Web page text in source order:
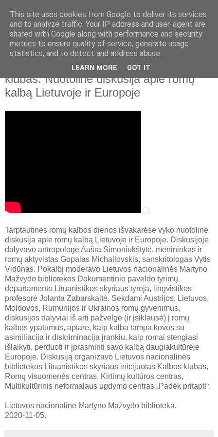
2020 m. lapkričio 5 d., ketvirtadienis
Lietuvos nacionalinė biblioteka. Kalbos
klubas. Nuotolinė diskusija apie romų
kalbą Lietuvoje ir Europoje
Tarptautinės romų kalbos dienos išvakarėse vyko nuotolinė
diskusija apie romų kalbą Lietuvoje ir Europoje. Diskusijoje
dalyvavo antropologė Aušra Simoniukštytė, menininkas ir
romų aktyvistas Gopalas Michailovskis, sanskritologas Vytis
Vidūnas. Pokalbį moderavo Lietuvos nacionalinės Martyno
Mažvydo bibliotekos Dokumentinio paveldo tyrimų
departamento Lituanistikos skyriaus tyrėja, lingvistikos
profesorė Jolanta Zabarskaitė. Sekdami Austrijos, Lietuvos,
Moldovos, Rumunijos ir Ukrainos romų gyvenimus,
diskusijos dalyviai iš arti pažvelgė (ir įsiklausė) į romų
kalbos ypatumus, aptarė, kaip kalba tampa kovos su
asimiliacija ir diskriminacija įrankiu, kaip romai stengiasi
išlaikyti, perduoti ir įprasminti savo kalbą daugiakultūrėje
Europoje. Diskusiją organizavo Lietuvos nacionalinės
bibliotekos Lituanistikos skyriaus inicijuotas Kalbos klubas,
Romų visuomenės centras, Kirtimų kultūros centras,
Multikultūrinis neformalaus ugdymo centras „Padėk pritapti“.
Lietuvos nacionalinė Martyno Mažvydo biblioteka.
2020-11-05.
This site uses cookies from Google to deliver its services
and to analyze traffic. Your IP address and user-agent are
shared with Google along with performance and security
metrics to ensure quality of service, generate usage
statistics, and to detect and address abuse.
LEARN MORE GOT IT